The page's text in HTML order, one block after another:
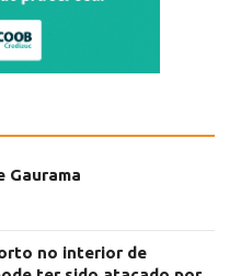
Gaurama
no interior de